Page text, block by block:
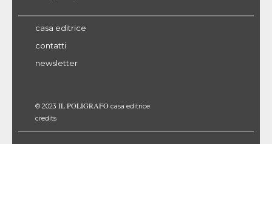
casa editrice
contatti
newsletter
© 2023 IL POLIGRAFO casa editrice
credits